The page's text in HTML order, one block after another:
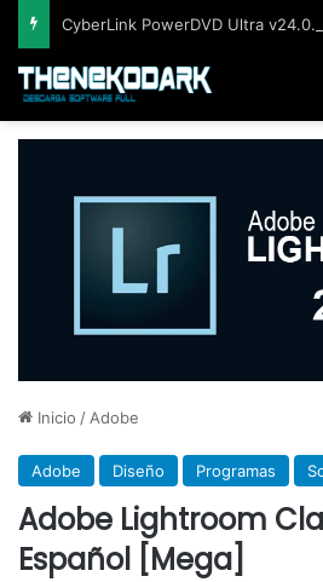
Inicio /Adobe
Adobe Diseño Programas
Adobe Lightroom
Español [Mega]